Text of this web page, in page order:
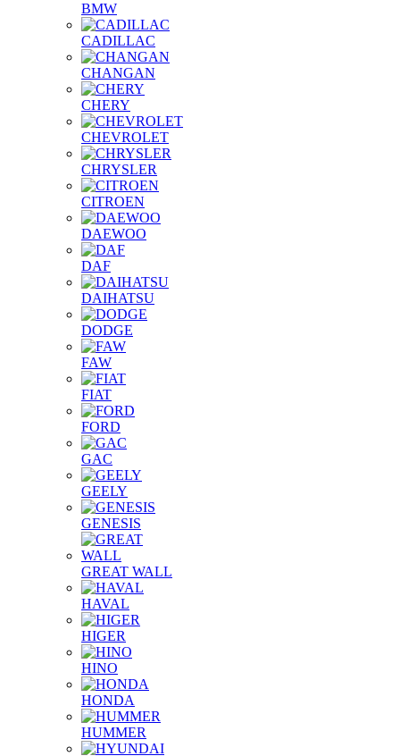
BMW
CADILLAC
CHANGAN
CHERY
CHEVROLET
CHRYSLER
CITROEN
DAEWOO
DAF
DAIHATSU
DODGE
FAW
FIAT
FORD
GAC
GEELY
GENESIS
GREAT WALL
HAVAL
HIGER
HINO
HONDA
HUMMER